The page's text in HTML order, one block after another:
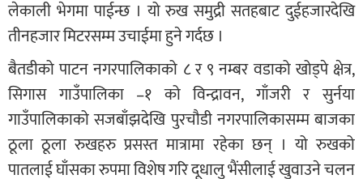
लेकाली भेगमा पाईन्छ । यो रुख समुद्री सतहबाट दुईहजारदेखि
तीनहजार मिटरसम्म उचाईमा हुने गर्दछ ।
बैतडीको पाटन नगरपालिकाको ८ र ९ नम्बर वडाको खोड्पे क्षेत्र,
सिगास गाउँपालिका –१ को विन्द्रावन, गाँजरी र सुर्नया
गाउँपालिकाको सजबाँझदेखि पुरचौडी नगरपालिकासम्म बाजका
ठूला ठूला रुखहरु प्रसस्त मात्रामा रहेका छन् । यो रुखको
पातलाई घाँसका रुपमा विशेष गरि दूधालु भैंसीलाई खुवाउने चलन